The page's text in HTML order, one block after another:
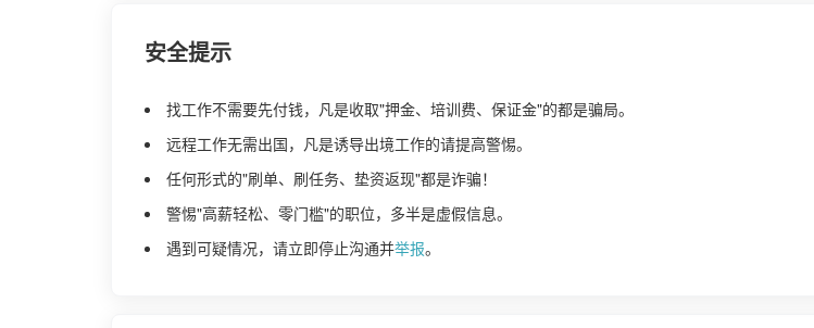
安全提示
找工作不需要先付钱，凡是收取"押金、培训费、保证金"的都是骗局。
远程工作无需出国，凡是诱导出境工作的请提高警惕。
任何形式的"刷单、刷任务、垫资返现"都是诈骗！
警惕"高薪轻松、零门槛"的职位，多半是虚假信息。
遇到可疑情况，请立即停止沟通并举报。